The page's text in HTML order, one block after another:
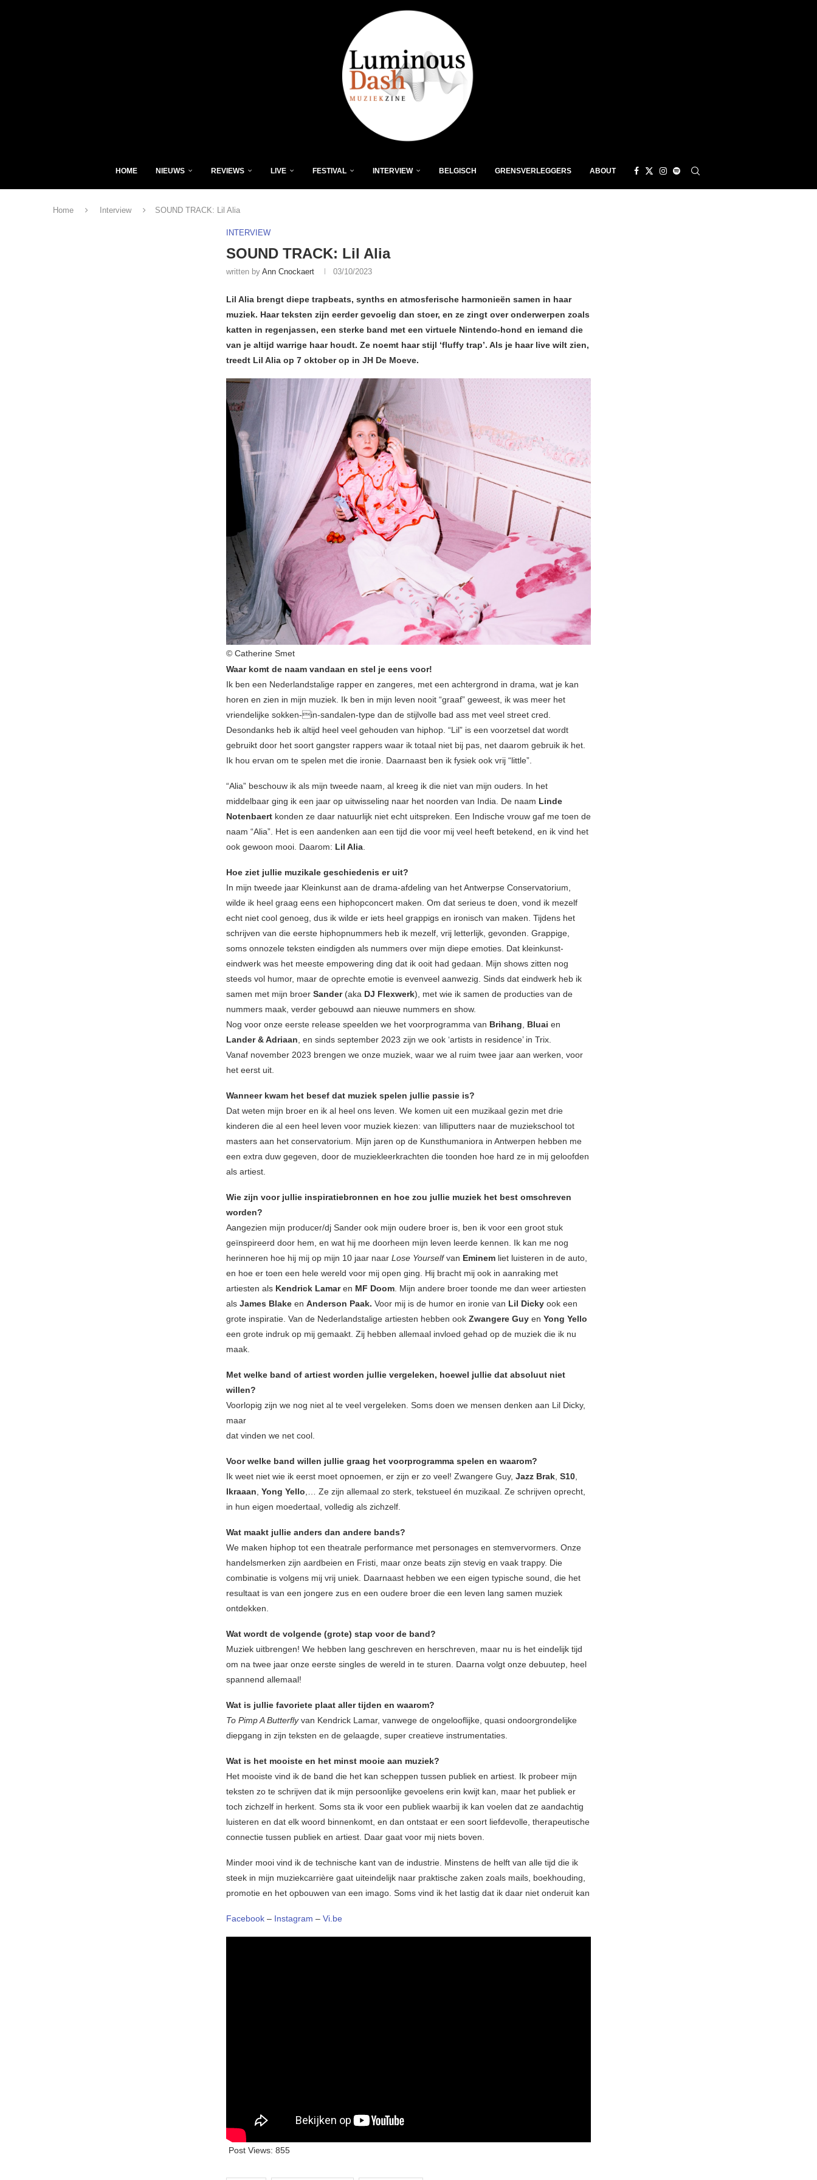
HOME NIEUWS REVIEWS LIVE FESTIVAL INTERVIEW BELGISCH GRENSVERLEGGERS ABOUT
Home Interview SOUND TRACK: Lil Alia
INTERVIEW
SOUND TRACK: Lil Alia
written by Ann Cnockaert 03/10/2023
Lil Alia brengt diepe trapbeats, synths en atmosferische harmonieën samen in haar
muziek. Haar teksten zijn eerder gevoelig dan stoer, en ze zingt over onderwerpen zoals
katten in regenjassen, een sterke band met een virtuele Nintendo-hond en iemand die
van je altijd warrige haar houdt. Ze noemt haar stijl ‘fluffy trap’. Als je haar live wilt zien,
treedt Lil Alia op 7 oktober op in JH De Moeve.
© Catherine Smet
Waar komt de naam vandaan en stel je eens voor!
Ik ben een Nederlandstalige rapper en zangeres, met een achtergrond in drama, wat je kan
horen en zien in mijn muziek. Ik ben in mijn leven nooit “graaf” geweest, ik was meer het
vriendelijke sokken-in-sandalen-type dan de stijlvolle bad ass met veel street cred.
Desondanks heb ik altijd heel veel gehouden van hiphop. “Lil” is een voorzetsel dat wordt
gebruikt door het soort gangster rappers waar ik totaal niet bij pas, net daarom gebruik ik het.
Ik hou ervan om te spelen met die ironie. Daarnaast ben ik fysiek ook vrij “little”.
“Alia” beschouw ik als mijn tweede naam, al kreeg ik die niet van mijn ouders. In het
middelbaar ging ik een jaar op uitwisseling naar het noorden van India. De naam Linde
Notenbaert konden ze daar natuurlijk niet echt uitspreken. Een Indische vrouw gaf me toen de
naam “Alia”. Het is een aandenken aan een tijd die voor mij veel heeft betekend, en ik vind het
ook gewoon mooi. Daarom: Lil Alia
Hoe ziet jullie muzikale geschiedenis er uit?
In mijn tweede jaar Kleinkunst aan de drama-afdeling van het Antwerpse Conservatorium,
wilde ik heel graag eens een hiphopconcert maken. Om dat serieus te doen, vond ik mezelf
echt niet cool genoeg, dus ik wilde er iets heel grappigs en ironisch van maken. Tijdens het
schrijven van die eerste hiphopnummers heb ik mezelf, vrij letterlijk, gevonden. Grappige,
soms onnozele teksten eindigden als nummers over mijn diepe emoties. Dat kleinkunst-
eindwerk was het meeste empowering ding dat ik ooit had gedaan. Mijn shows zitten nog
steeds vol humor, maar de oprechte emotie is evenveel aanwezig. Sinds dat eindwerk heb ik
samen met mijn broer Sander(aka DJ Flexwerk), met wie ik samen de producties van de
nummers maak, verder gebouwd aan nieuwe nummers en show.
Nog voor onze eerste release speelden we het voorprogramma van Brihang Bluai en
Lander & Adriaan , en sinds september 2023 zijn we ook ‘artists in residence’ in Trix.
Vanaf november 2023 brengen we onze muziek, waar we al ruim twee jaar aan werken, voor
het eerst uit.
Wanneer kwam het besef dat muziek spelen jullie passie is?
Dat weten mijn broer en ik al heel ons leven. We komen uit een muzikaal gezin met drie
kinderen die al een heel leven voor muziek kiezen: van lilliputters naar de muziekschool tot
masters aan het conservatorium. Mijn jaren op de Kunsthumaniora in Antwerpen hebben me
een extra duw gegeven, door de muziekleerkrachten die toonden hoe hard ze in mij geloofden
als artiest.
Wie zijn voor jullie inspiratiebronnen en hoe zou jullie muziek het best omschreven
worden?
Aangezien mijn producer/dj Sander ook mijn oudere broer is, ben ik voor een groot stuk
geïnspireerd door hem, en wat hij me doorheen mijn leven leerde kennen. Ik kan me nog
herinneren hoe hij mij op mijn 10 jaar naar Lose Yourselfvan Eminem liet luisteren in de auto,
en hoe er toen een hele wereld voor mij open ging. Hij bracht mij ook in aanraking met
artiesten als Kendrick Lamaren MF Doom . Mijn andere broer toonde me dan weer artiesten
als James Blake en Anderson Paak. Voor mij is de humor en ironie van Lil Dicky ook een
grote inspiratie. Van de Nederlandstalige artiesten hebben ook Zwangere Guy en Yong Yello
een grote indruk op mij gemaakt. Zij hebben allemaal invloed gehad op de muziek die ik nu
maak.
Met welke band of artiest worden jullie vergeleken, hoewel jullie dat absoluut niet
willen?
Voorlopig zijn we nog niet al te veel vergeleken. Soms doen we mensen denken aan Lil Dicky,
maar
dat vinden we net cool.
Voor welke band willen jullie graag het voorprogramma spelen en waarom?
Ik weet niet wie ik eerst moet opnoemen, er zijn er zo veel! Zwangere Guy, Jazz Brak S10
Ikraaan Yong Yello ,… Ze zijn allemaal zo sterk, tekstueel én muzikaal. Ze schrijven oprecht,
in hun eigen moedertaal, volledig als zichzelf.
Wat maakt jullie anders dan andere bands?
We maken hiphop tot een theatrale performance met personages en stemvervormers. Onze
handelsmerken zijn aardbeien en Fristi, maar onze beats zijn stevig en vaak trappy. Die
combinatie is volgens mij vrij uniek. Daarnaast hebben we een eigen typische sound, die het
resultaat is van een jongere zus en een oudere broer die een leven lang samen muziek
ontdekken.
Wat wordt de volgende (grote) stap voor de band?
Muziek uitbrengen! We hebben lang geschreven en herschreven, maar nu is het eindelijk tijd
om na twee jaar onze eerste singles de wereld in te sturen. Daarna volgt onze debuutep, heel
spannend allemaal!
Wat is jullie favoriete plaat aller tijden en waarom?
To Pimp A Butterflyvan Kendrick Lamar, vanwege de ongelooflijke, quasi ondoorgrondelijke
diepgang in zijn teksten en de gelaagde, super creatieve instrumentaties.
Wat is het mooiste en het minst mooie aan muziek?
Het mooiste vind ik de band die het kan scheppen tussen publiek en artiest. Ik probeer mijn
teksten zo te schrijven dat ik mijn persoonlijke gevoelens erin kwijt kan, maar het publiek er
toch zichzelf in herkent. Soms sta ik voor een publiek waarbij ik kan voelen dat ze aandachtig
luisteren en dat elk woord binnenkomt, en dan ontstaat er een soort liefdevolle, therapeutische
connectie tussen publiek en artiest. Daar gaat voor mij niets boven.
Minder mooi vind ik de technische kant van de industrie. Minstens de helft van alle tijd die ik
steek in mijn muziekcarrière gaat uiteindelijk naar praktische zaken zoals mails, boekhouding,
promotie en het opbouwen van een imago. Soms vind ik het lastig dat ik daar niet onderuit kan
Facebook – Instagram – Vi.be
Post Views: 855